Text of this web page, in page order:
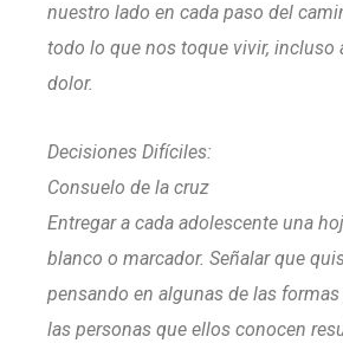
nuestro lado en cada paso del
todo lo que nos toque vivir, incluso
dolor.
Decisiones Difíciles:
Consuelo de la cruz
Entregar a cada adolescente una
blanco o marcador. Señalar que
pensando en algunas de las
las personas que ellos conocen